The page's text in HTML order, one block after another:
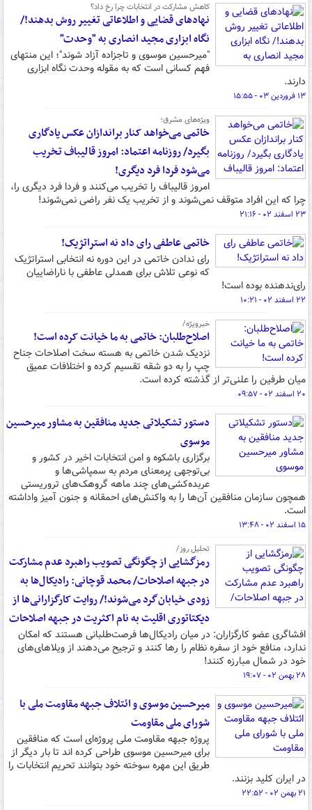
کاهش مشارکت در انتخابات چرا رخ داد؟
نهادهای قضایی و اطلاعاتی تغییر روش بدهند!/
نگاه ابزاری مجید انصاری به "وحدت"
"میرحسین موسوی و تاجزاده آزاد شوند"؛ این منتهای
فهم کسانی است که به مقوله وحدت نگاه ابزاری
دارند.
۱۳ فروردین ۰۳ - ۱۵:۵۵
ویژه‌های مشرق؛
خاتمی می‌خواهد کنار براندازان عکس یادگاری
بگیرد/ روزنامه اعتماد: امروز قالیباف تخریب
می‌شود فردا فرد دیگری!
امروز قالیباف را تخریب می‌کنند و فردا فرد دیگری را،
چرا که این افراد متوقف نمی‌شوند و از تخریب یک نفر راضی نمی‌شوند!
۲۳ اسفند ۰۲ - ۲۱:۱۶
خاتمی عاطفی رای داد نه استراتژیک!
رای ندادن خاتمی در این دوره نه انتخابی استراتژیک
که نوعی تلاش برای همدلی عاطفی با ناراضاییان
رای‌ندهنده بوده است!
۲۲ اسفند ۰۲ - ۱۰:۲۱
خبرویژه/
اصلاح‌طلبان: خاتمی به ما خیانت کرده است!
نزدیک شدن خاتمی به هسته سخت اصلاحات جناح
چپ را به دو شقه تقسیم کرده و اختلافات عمیق
میان طرفین را علنی‌تر از گذشته کرده است.
۲۰ اسفند ۰۲ - ۰۹:۵۷
دستور تشکیلاتی جدید منافقین به مشاور میرحسین
موسوی
برگزاری باشکوه و امن انتخابات اخیر در کشور و
بی‌توجهی پرمعنای مردم به سمپاشی‌ها و
عربده‌کشی‌های چند ماهه گروهک‌های تروریستی
همچون سازمان منافقین آن‌ها را به واکنش‌های احمقانه و جنون آمیز واداشته
است.
۱۵ اسفند ۰۲ - ۱۳:۴۸
تحلیل روز/
رمزگشایی از چگونگی تصویب راهبرد عدم مشارکت
در جبهه اصلاحات/ محمد قوچانی: رادیکال‌ها به
زودی خیابان‌گرد می‌شوند!/ روایت کارگزارانی‌ها از
دیکتاتوری اقلیت به نام اکثریت در جبهه اصلاحات
افشاگری عضو کارگزاران: در میان رادیکال‌ها فرصت‌طلبانی هستند که امکان
ندارد، منافع خود از سفره نظام را رها کنند و ترجیح می‌دهند از ویلاهای‌های
خود در شمال مبارزه کنند!
۲۸ بهمن ۰۲ - ۱۹:۰۷
میرحسین موسوی و ائتلاف جبهه مقاومت ملی با
شورای ملی مقاومت
پروژه جبهه مقاومت ملی پروژه‌ای است که منافقین
برای میرحسین موسوی طراحی کرده اند تا بار دیگر از
طریق این مهره سوخته خود بتوانند تحریم انتخابات را
در ایران کلید بزنند.
۲۱ بهمن ۰۲ - ۲۲:۵۲